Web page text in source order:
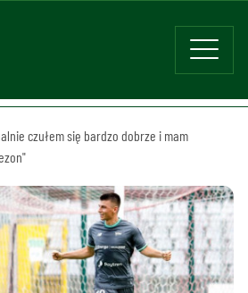
czułem się bardzo dobrze i mam